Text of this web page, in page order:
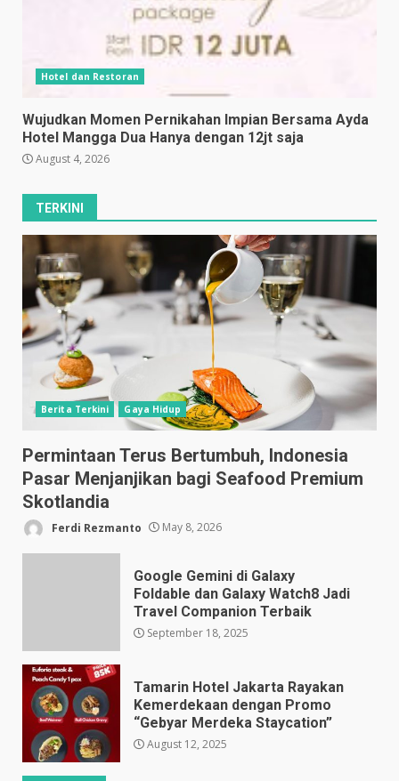
Hotel dan Restoran
Wujudkan Momen Pernikahan Impian Bersama Ayda
Hotel Mangga Dua Hanya dengan 12jt saja
August 4, 2026
TERKINI
Berita Terkini Gaya Hidup
Permintaan Terus Bertumbuh, Indonesia
Pasar Menjanjikan bagi Seafood Premium
Skotlandia
Ferdi Rezmanto May 8, 2026
Google Gemini di Galaxy
Foldable dan Galaxy Watch8 Jadi
Travel Companion Terbaik
September 18, 2025
Tamarin Hotel Jakarta Rayakan
Kemerdekaan dengan Promo
“Gebyar Merdeka Staycation”
August 12, 2025